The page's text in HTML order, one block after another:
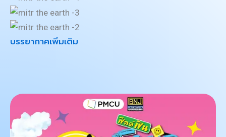
บรรยากาศเพิ่มเติม